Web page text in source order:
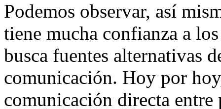
Podemos observar, así
tiene mucha confianza a
busca fuentes alternativas
comunicación. Hoy por
comunicación directa entre